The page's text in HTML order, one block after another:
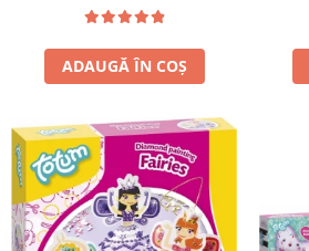
ADAUGĂ ÎN COȘ